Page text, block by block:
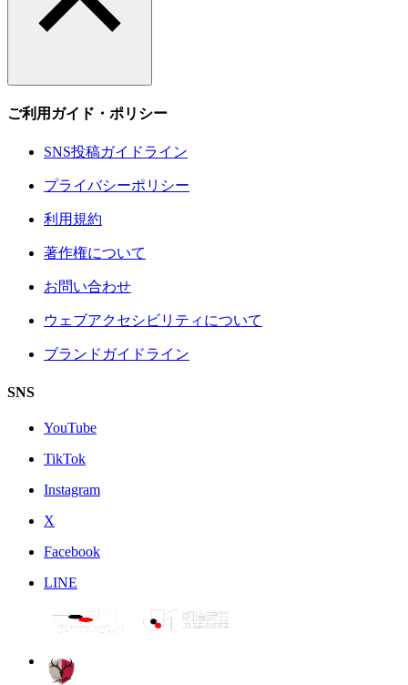
ご利用ガイド・ポリシー
SNS投稿ガイドライン
プライバシーポリシー
利用規約
著作権について
お問い合わせ
ウェブアクセシビリティについて
ブランドガイドライン
SNS
YouTube
TikTok
Instagram
X
Facebook
LINE